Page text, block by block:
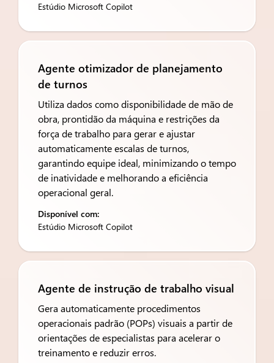
Estúdio Microsoft Copilot
Agente otimizador de planejamento
de turnos
Utiliza dados como disponibilidade de mão de
obra, prontidão da máquina e restrições da
força de trabalho para gerar e ajustar
automaticamente escalas de turnos,
garantindo equipe ideal, minimizando o tempo
de inatividade e melhorando a eficiência
operacional geral.
Disponível com:
Estúdio Microsoft Copilot
Agente de instrução de trabalho visual
Gera automaticamente procedimentos
operacionais padrão (POPs) visuais a partir de
orientações de especialistas para acelerar o
treinamento e reduzir erros.